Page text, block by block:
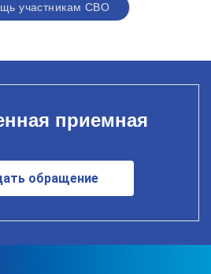
участникам СВО
приемная
обращение